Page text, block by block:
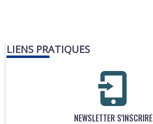
LIENS PRATIQUES
NEWSLETTER S'INSCRIRE